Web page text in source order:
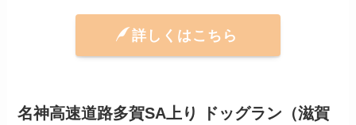
詳しくはこちら
名神高速道路多賀SA上り ドッグラン（滋賀